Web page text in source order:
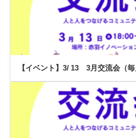
【イベント】3/ 13 3月交流会（毎